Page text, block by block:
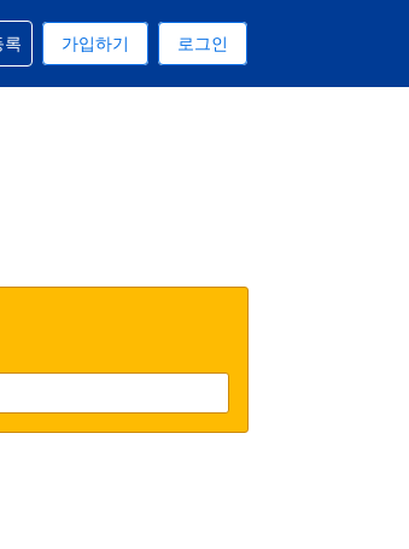
달러입니다
어는 한국어입니다
도움을 받으실 수 있습니다
록 가입하기 로그인